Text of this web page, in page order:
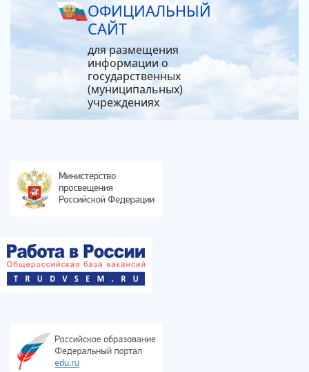
ОФИЦИАЛЬНЫЙ
САЙТ
для размещения
информации о
государственных
(муниципальных)
учреждениях